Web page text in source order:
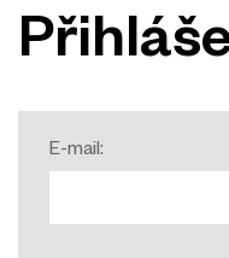
E-mail: